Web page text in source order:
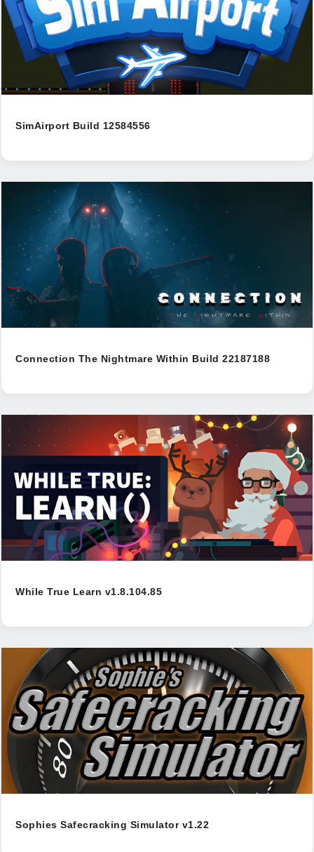
SimAirport Build 12584556
Connection The Nightmare Within Build 22187188
While True Learn v1.8.104.85
Sophies Safecracking Simulator v1.22